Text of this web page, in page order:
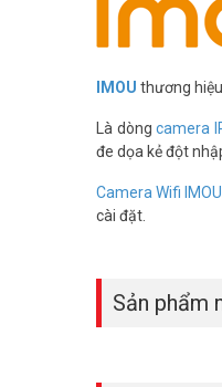
IMOU thương hiệu
Là dòngcamera
đe dọa kẻ đột
Camera Wifi IMOU
cài đặt.
Sản phẩm